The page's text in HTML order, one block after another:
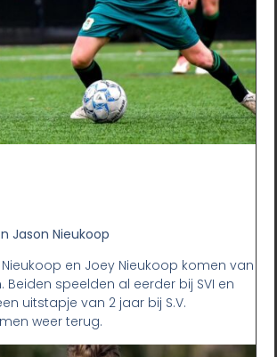
Jason Nieukoop
en Joey Nieukoop komen van
Beiden speelden al eerder bij SVI en
uitstapje van 2 jaar bij S.V.
weer terug.